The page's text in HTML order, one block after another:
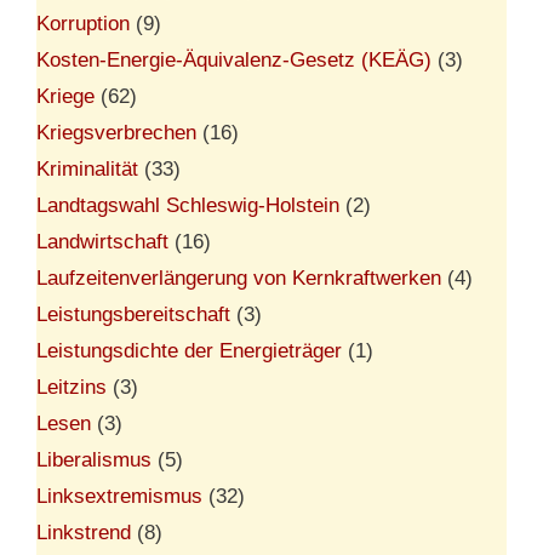
Korruption (9)
Kosten-Energie-Äquivalenz-Gesetz (KEÄG) (3)
Kriege (62)
Kriegsverbrechen (16)
Kriminalität (33)
Landtagswahl Schleswig-Holstein (2)
Landwirtschaft (16)
Laufzeitenverlängerung von Kernkraftwerken (4)
Leistungsbereitschaft (3)
Leistungsdichte der Energieträger (1)
Leitzins (3)
Lesen (3)
Liberalismus (5)
Linksextremismus (32)
Linkstrend (8)